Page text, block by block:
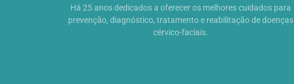
Há 25 anos dedicados a oferecer os melhores cuidados para
prevenção, diagnóstico, tratamento e reabilitação de doenças
cérvico-faciais.